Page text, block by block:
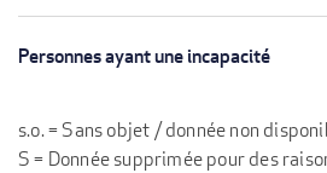
Personnes ayant une incapacité
s.o. = Sans objet / donnée non
S = Donnée supprimée pour des